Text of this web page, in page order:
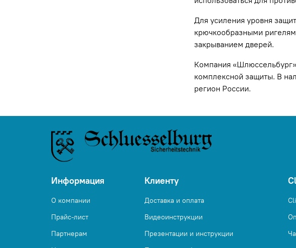
Для усиления уровня
крючкообразными
закрыванием дверей.
Компания
комплексной защиты. В
регион России.
Информация
О компании
Прайс-лист
Партнерам
Клиенту
Доставка и оплата
Видеоинструкции
Презентации и инструкции